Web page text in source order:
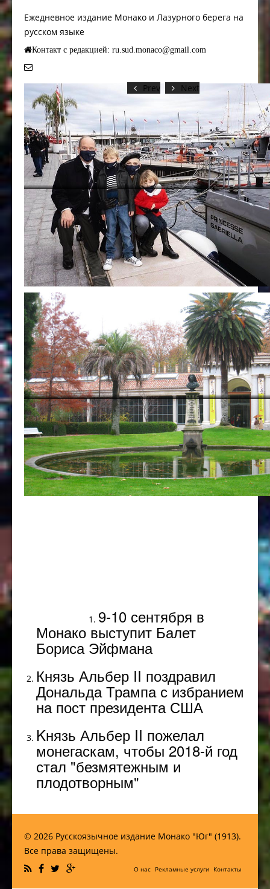
Ежедневное издание Монако и Лазурного берега на
русском языке
Контакт с редакцией: ru.sud.monaco@gmail.com
Prev Next
9-10 сентября в
Монако выступит Балет
Бориса Эйфмана
Князь Альбер II поздравил
Дональда Трампа с избранием
на пост президента США
Kнязь Альбер II пожелал
монегаскам, чтобы 2018-й год
стал "безмятежным и
плодотворным"
© 2026 Русскоязычное издание Монако "Юг" (1913).
Все права защищены.
О нас Рекламные услуги Контакты